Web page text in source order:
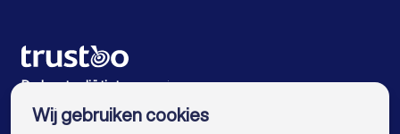
Diëtisten in Eindhoven
Diëtisten in Groningen
Diëtisten in Almere
Diëtisten in Breda
Diëtisten in Nijmegen
De beste diëtisten voor jou
Wij gebruiken cookies